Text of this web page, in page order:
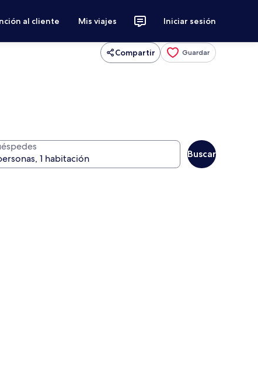
al cliente Mis viajes Iniciar sesión
Compartir Guardar
Buscar